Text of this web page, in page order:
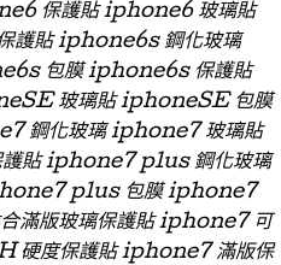
保護貼 iphone6 玻璃貼
護貼 iphone6s 鋼化玻璃
包膜 iphone6s 保護貼
玻璃貼 iphoneSE 包膜
鋼化玻璃 iphone7 玻璃貼
貼 iphone7 plus 鋼化玻璃
plus 包膜 iphone7
滿版玻璃保護貼 iphone7 可
硬度保護貼 iphone7 滿版保